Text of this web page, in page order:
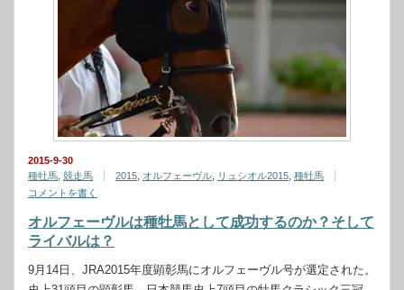
2015-9-30
種牡馬 競走馬 2015 オルフェーヴル リュシオル2015 種牡馬
コメントを書く
オルフェーヴルは種牡馬として成功するのか？そして
ライバルは？
9月14日、JRA2015年度顕彰馬にオルフェーヴル号が選定された。